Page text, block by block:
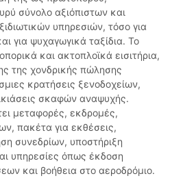
σύνολο αξιόπιστων και
υπηρεσιών, τόσο για
για ψυχαγωγικά ταξίδια. Το
και ακτοπλοϊκά εισιτήρια,
της χονδρικής πώλησης
κρατήσεις ξενοδοχείων,
σκαφών αναψυχής.
μεταφορές, εκδρομές,
πακέτα για εκθέσεις,
συνεδρίων, υποστήριξη
υπηρεσίες όπως έκδοση
και βοήθεια στο αεροδρόμιο.